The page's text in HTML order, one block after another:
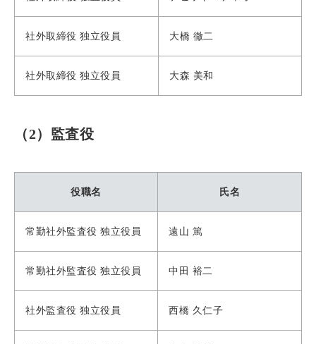
社外取締役 独立役員 大橋 徹二
社外取締役 独立役員 大森 美和
（2）監査役
役職名 氏名
常勤社外監査役 独立役員 遠山 篤
常勤社外監査役 独立役員 中田 裕二
社外監査役 独立役員 西橋 久仁子